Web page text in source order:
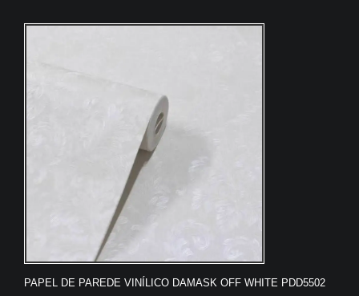
PAPEL DE PAREDE VINÍLICO DAMASK OFF WHITE PDD5502